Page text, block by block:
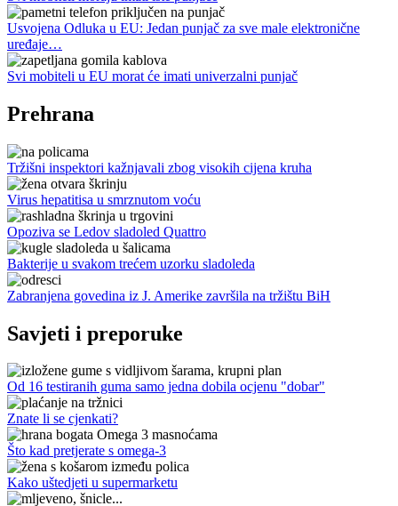
Usvojena Odluka u EU: Jedan punjač za sve male elektronične
uređaje…
Svi mobiteli u EU morat će imati univerzalni punjač
Prehrana
Tržišni inspektori kažnjavali zbog visokih cijena kruha
Virus hepatitisa u smrznutom voću
Opoziva se Ledov sladoled Quattro
Bakterije u svakom trećem uzorku sladoleda
Zabranjena govedina iz J. Amerike završila na tržištu BiH
Savjeti i preporuke
Od 16 testiranih guma samo jedna dobila ocjenu "dobar"
Znate li se cjenkati?
Što kad pretjerate s omega-3
Kako uštedjeti u supermarketu